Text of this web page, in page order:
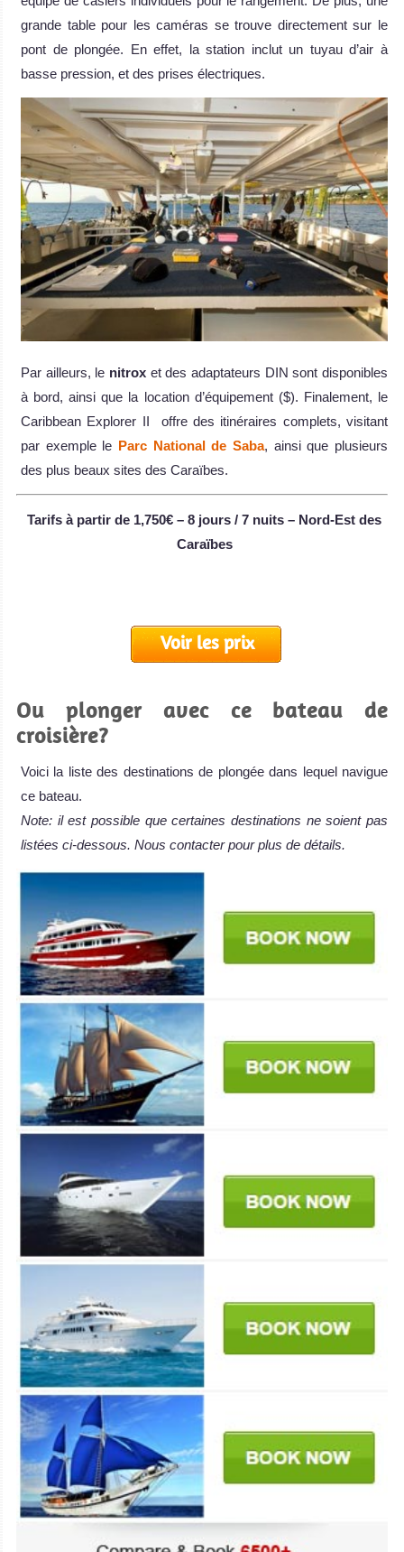
grande table pour les caméras se trouve directement sur le
pont de plongée. En effet, la station inclut un tuyau d’air à
basse pression, et des prises électriques.
Par ailleurs, le nitrox et des adaptateurs DIN sont disponibles
à bord, ainsi que la location d’équipement ($). Finalement, le
Caribbean Explorer II offre des itinéraires complets, visitant
par exemple le Parc National de Saba, ainsi que plusieurs
des plus beaux sites des Caraïbes.
Tarifs à partir de 1,750€ – 8 jours / 7 nuits – Nord-Est des
Caraïbes
Voir les prix
Ou plonger avec ce bateau de
croisière?
Voici la liste des destinations de plongée dans lequel navigue
ce bateau.
Note: il est possible que certaines destinations ne soient pas
listées ci-dessous. Nous contacter pour plus de détails.